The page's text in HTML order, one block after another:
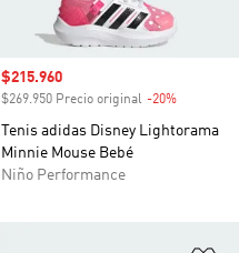
Precio de venta
$215.960
$269.950 Precio original -20%
Tenis adidas Disney Lightorama
Minnie Mouse Bebé
Niño Performance